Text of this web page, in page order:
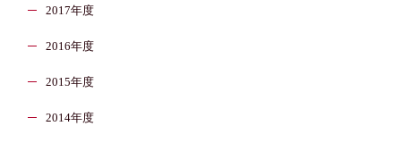
2017年度
2016年度
2015年度
2014年度